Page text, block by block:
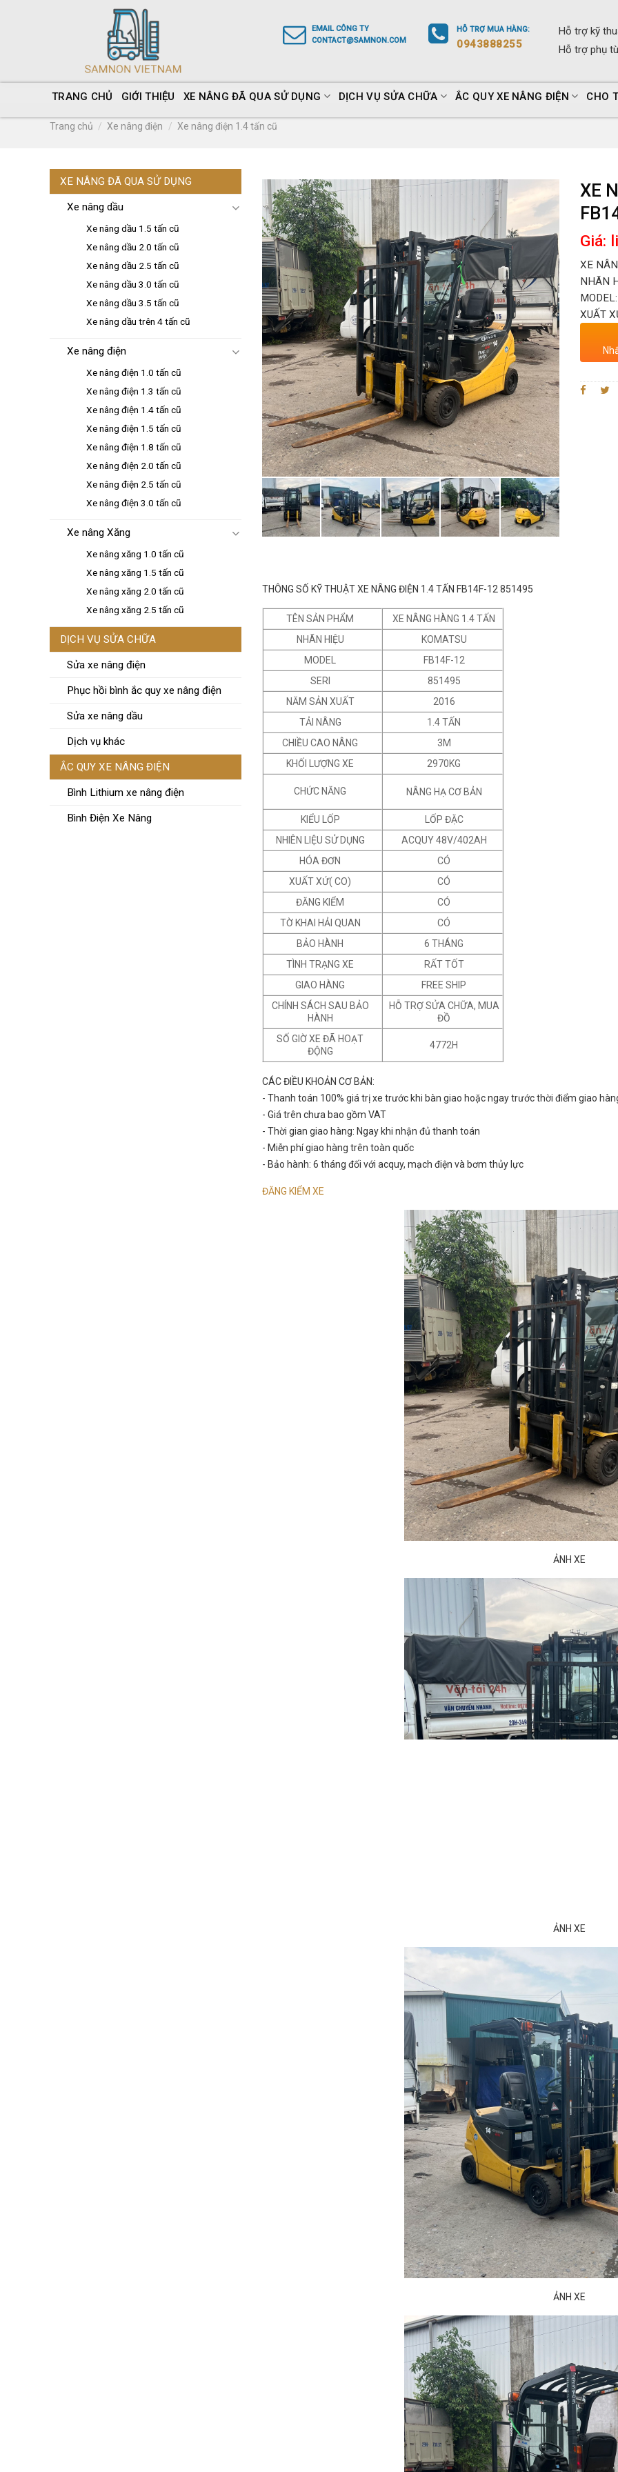
Hỗ trợ kỹ
Hỗ trợ phụ
HỖ TRỢMUA HÀNG:
0943888255
EMAIL CÔNG TY
CONTACT@SAMNON.COM
TRANG CHỦ GIỚI THIỆU XE NÂNG ĐÃ QUA SỬ DỤNG DỊCH VỤ SỬA CHỮA ẮC QUY XE NÂNG ĐIỆN CHO
Trang chủ / Xe nâng điện / Xe nâng điện 1.4 tấn cũ
XE NÂNG ĐÃ QUA SỬ DỤNG
Xe nâng dầu
Xe nâng dầu 1.5 tấn cũ
Xe nâng dầu 2.0 tấn cũ
Xe nâng dầu 2.5 tấn cũ
Xe nâng dầu 3.0 tấn cũ
Xe nâng dầu 3.5 tấn cũ
Xe nâng dầu trên 4 tấn cũ
Xe nâng điện
Xe nâng điện 1.0 tấn cũ
Xe nâng điện 1.3 tấn cũ
Xe nâng điện 1.4 tấn cũ
Xe nâng điện 1.5 tấn cũ
Xe nâng điện 1.8 tấn cũ
Xe nâng điện 2.0 tấn cũ
Xe nâng điện 2.5 tấn cũ
Xe nâng điện 3.0 tấn cũ
Xe nâng Xăng
Xe nâng xăng 1.0 tấn cũ
Xe nâng xăng 1.5 tấn cũ
Xe nâng xăng 2.0 tấn cũ
Xe nâng xăng 2.5 tấn cũ
DỊCH VỤ SỬA CHỮA
Sửa xe nâng điện
Phục hồi bình ắc quy xe nâng điện
Sửa xe nâng dầu
Dịch vụ khác
ẮC QUY XE NÂNG ĐIỆN
Bình Lithium xe nâng điện
Bình Điện Xe Nâng
XE
Giá:
XE
NHÃN
XUẤT
THÔNG SỐ KỸ THUẬT XE NÂNG ĐIỆN 1.4 TẤN FB14F-12 851495
TÊN SẢN PHẨM
XE NÂNG HÀNG 1.4 TẤN
NHÃN HIỆU
KOMATSU
MODEL
FB14F-12
SERI
851495
NĂM SẢN XUẤT
2016
TẢI NÂNG
1.4 TẤN
CHIỀU CAO NÂNG
3M
KHỐI LƯỢNG XE
2970KG
CHỨC NĂNG NÂNG HẠ CƠ BẢN
KIỂU LỐP
LỐP ĐẶC
NHIÊN LIỆU SỬ DỤNG
ACQUY 48V/402AH
HÓA ĐƠN
CÓ
XUẤT XỨ( CO)
CÓ
ĐĂNG KIỂM
CÓ
TỜ KHAI HẢI QUAN
CÓ
BẢO HÀNH
6 THÁNG
TÌNH TRẠNG XE
RẤT TỐT
GIAO HÀNG
FREE SHIP
CHÍNH SÁCH SAU BẢO
HÀNH
HỖ TRỢ SỬA CHỮA, MUA
ĐỒ
SỐ GIỜ XE ĐÃ HOẠT
ĐỘNG
4772H
CÁC ĐIỀU KHOẢN CƠ BẢN:
- Thanh toán 100% giá trị xe trước khi bàn giao hoặc ngay trước thời điểm giao
- Giá trên chưa bao gồm VAT
- Thời gian giao hàng: Ngay khi nhận đủ thanh toán
- Miễn phí giao hàng trên toàn quốc
- Bảo hành: 6 tháng đối với acquy, mạch điện và bơm thủy lực
ĐĂNG KIỂM XE
ẢNH XE
ẢNH XE
ẢNH XE